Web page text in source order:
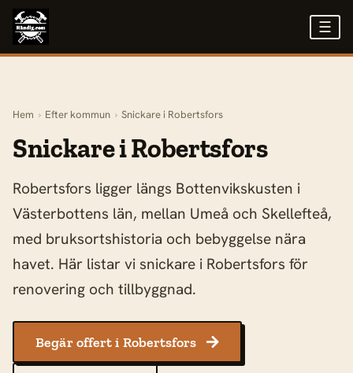
☰
Hem › Efter kommun › Snickare i Robertsfors
Snickare i Robertsfors
Robertsfors ligger längs Bottenvikskusten i
Västerbottens län, mellan Umeå och Skellefteå,
med bruksortshistoria och bebyggelse nära
havet. Här listar vi snickare i Robertsfors för
renovering och tillbyggnad.
Begär offert i Robertsfors 